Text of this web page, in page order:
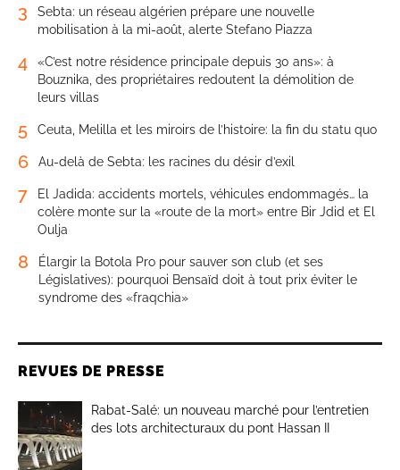
3
Sebta: un réseau algérien prépare une nouvelle
mobilisation à la mi-août, alerte Stefano Piazza
4
«C’est notre résidence principale depuis 30 ans»: à
Bouznika, des propriétaires redoutent la démolition de
leurs villas
5 Ceuta, Melilla et les miroirs de l’histoire: la fin du statu quo
6 Au-delà de Sebta: les racines du désir d’exil
7
El Jadida: accidents mortels, véhicules endommagés… la
colère monte sur la «route de la mort» entre Bir Jdid et El
Oulja
8
Élargir la Botola Pro pour sauver son club (et ses
Législatives): pourquoi Bensaïd doit à tout prix éviter le
syndrome des «fraqchia»
REVUES DE PRESSE
Rabat-Salé: un nouveau marché pour l’entretien
des lots architecturaux du pont Hassan II